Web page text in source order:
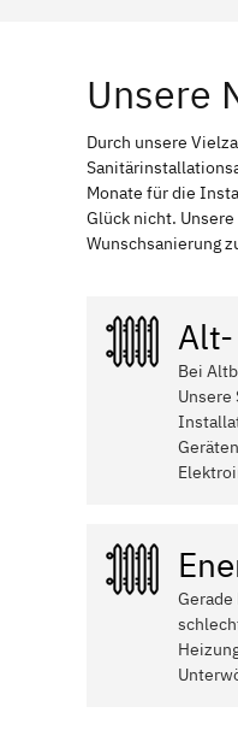
Unsere
Durch unsere
Monate für die
Glück nicht.
Wunschsanierung
Bei